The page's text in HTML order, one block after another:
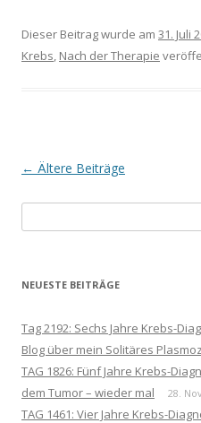
Dieser Beitrag wurde am 31. Juli
Krebs, Nach der Therapie
Beitrags-
← Ältere Beiträge
nach:
NEUESTE BEITRÄGE
Tag 2192: Sechs Jahre Krebs-
Blog über mein Solitäres
TAG 1826: Fünf Jahre Krebs-
dem Tumor – wieder mal
28.
TAG 1461: Vier Jahre Krebs-